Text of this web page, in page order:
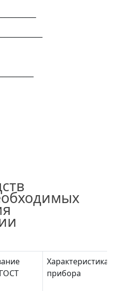
Характеристика
прибора